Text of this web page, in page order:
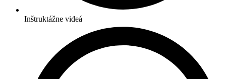
Inštruktážne videá